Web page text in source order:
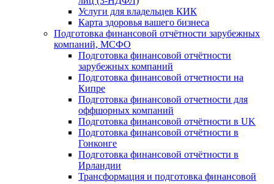
Услуги для владельцев КИК
Карта здоровья вашего бизнеса
Подготовка финансовой отчётности зарубежных
компаний, МСФО
Подготовка финансовой отчётности
зарубежных компаний
Подготовка финансовой отчетности на
Кипре
Подготовка финансовой отчетности для
оффшорных компаний
Подготовка финансовой отчётности в UK
Подготовка финансовой отчётности в
Гонконге
Подготовка финансовой отчётности в
Ирландии
Трансформация и подготовка финансовой